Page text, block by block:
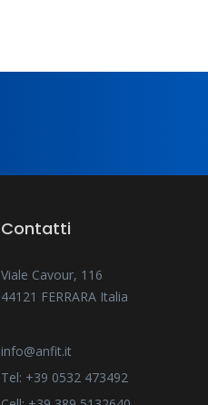
Contatti
Viale Cavour, 116
44121 FERRARA Italia
info@anfit.it
Tel: +39 0532 473492